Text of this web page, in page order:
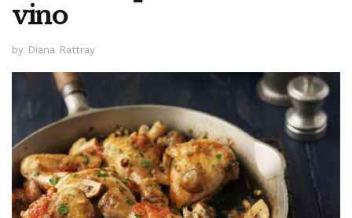
vino
by Diana Rattray